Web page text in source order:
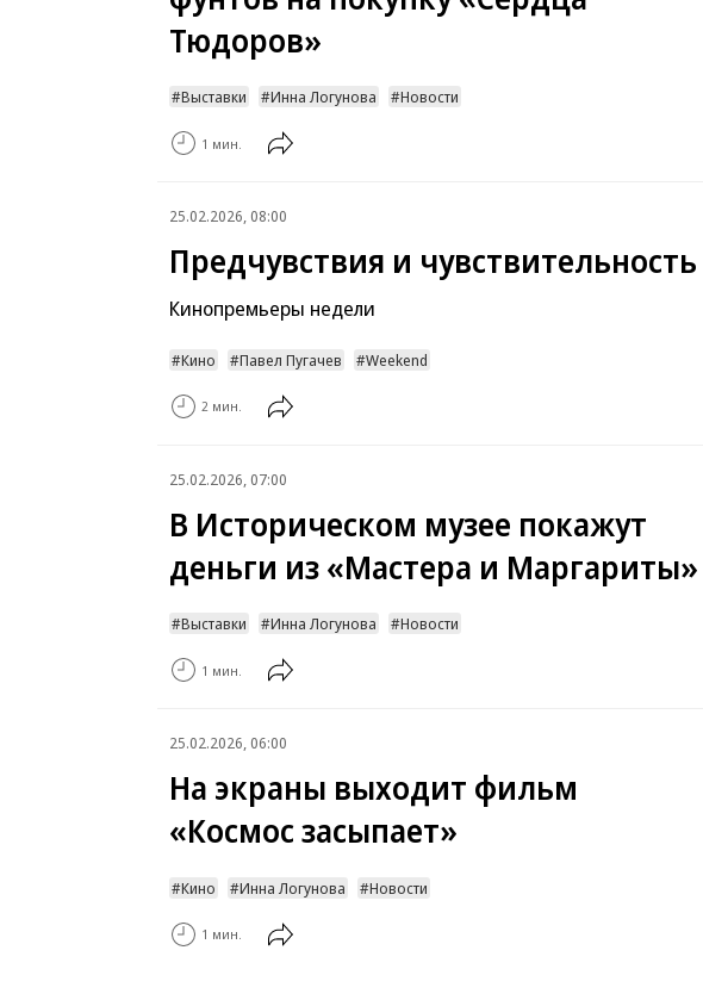
Тюдоров»
Выставки Инна Логунова Новости
1 мин.
25.02.2026, 08:00
Предчувствия и чувствительность
Кинопремьеры недели
Кино Павел Пугачев Weekend
2 мин.
25.02.2026, 07:00
В Историческом музее покажут
деньги из «Мастера и Маргариты»
Выставки Инна Логунова Новости
1 мин.
25.02.2026, 06:00
На экраны выходит фильм
«Космос засыпает»
Кино Инна Логунова Новости
1 мин.